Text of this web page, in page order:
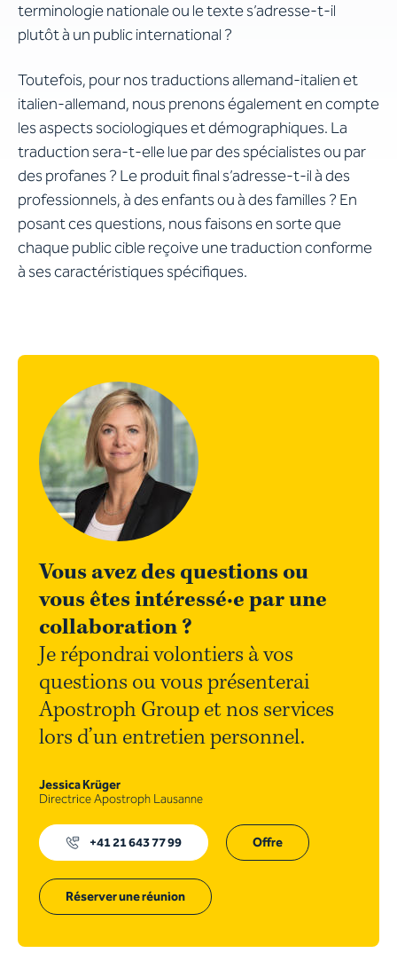
terminologie nationale ou le texte s’adresse-t-il
plutôt à un public international ?
Toutefois, pour nos traductions allemand-italien et
italien-allemand, nous prenons également en compte
les aspects sociologiques et démographiques. La
traduction sera-t-elle lue par des spécialistes ou par
des profanes ? Le produit final s’adresse-t-il à des
professionnels, à des enfants ou à des familles ? En
posant ces questions, nous faisons en sorte que
chaque public cible reçoive une traduction conforme
à ses caractéristiques spécifiques.
Vous avez des questions ou
vous êtes intéressé·e par une
collaboration ?
Je répondrai volontiers à vos
questions ou vous présenterai
Apostroph Group et nos services
lors d’un entretien personnel.
Jessica Krüger
Directrice Apostroph Lausanne
+41 21 643 77 99 Offre
Réserver une réunion